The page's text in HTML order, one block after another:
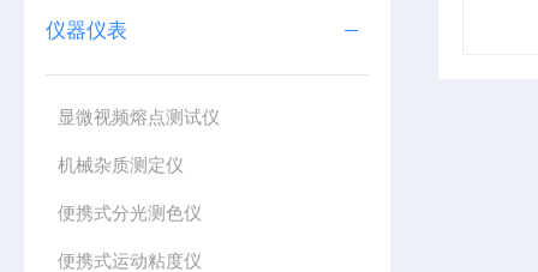
仪器仪表
显微视频熔点测试仪
机械杂质测定仪
便携式分光测色仪
便携式运动粘度仪